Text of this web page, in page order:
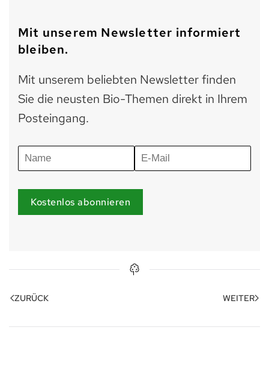
Mit unserem Newsletter informiert
bleiben.
Mit unserem beliebten Newsletter finden
Sie die neusten Bio-Themen direkt in Ihrem
Posteingang.
Kostenlos abonnieren
ZURÜCK WEITER